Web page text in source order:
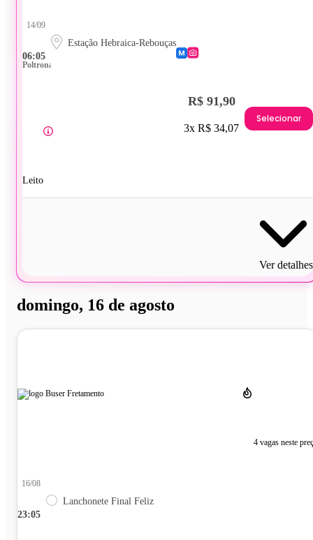
06:05
14/09
Estação Hebraica-Rebouças
Poltrona
Leito
R$ 91,90
3x R$ 34,07
Selecionar
Ver detalhes
domingo, 16 de agosto
4 vagas neste
23:05
16/08
Lanchonete Final Feliz